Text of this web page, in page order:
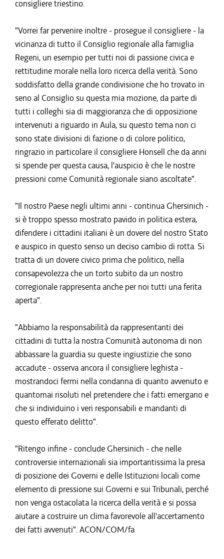
consigliere triestino.
"Vorrei far pervenire inoltre - prosegue il consigliere - la
vicinanza di tutto il Consiglio regionale alla famiglia
Regeni, un esempio per tutti noi di passione civica e
rettitudine morale nella loro ricerca della verità. Sono
soddisfatto della grande condivisione che ho trovato in
seno al Consiglio su questa mia mozione, da parte di
tutti i colleghi sia di maggioranza che di opposizione
intervenuti a riguardo in Aula, su questo tema non ci
sono state divisioni di fazione o di colore politico,
ringrazio in particolare il consigliere Honsell che da anni
si spende per questa causa, l'auspicio è che le nostre
pressioni come Comunità regionale siano ascoltate".
"Il nostro Paese negli ultimi anni - continua Ghersinich -
si è troppo spesso mostrato pavido in politica estera,
difendere i cittadini italiani è un dovere del nostro Stato
e auspico in questo senso un deciso cambio di rotta. Si
tratta di un dovere civico prima che politico, nella
consapevolezza che un torto subito da un nostro
corregionale rappresenta anche per noi tutti una ferita
aperta".
"Abbiamo la responsabilità da rappresentanti dei
cittadini di tutta la nostra Comunità autonoma di non
abbassare la guardia su queste ingiustizie che sono
accadute - osserva ancora il consigliere leghista -
mostrandoci fermi nella condanna di quanto avvenuto e
quantomai risoluti nel pretendere che i fatti emergano e
che si individuino i veri responsabili e mandanti di
questo efferato delitto".
"Ritengo infine - conclude Ghersinich - che nelle
controversie internazionali sia importantissima la presa
di posizione dei Governi e delle Istituzioni locali come
elemento di pressione sui Governi e sui Tribunali, perché
non venga ostacolata la ricerca della verità e si possa
aiutare a costruire un clima favorevole all'accertamento
dei fatti avvenuti". ACON/COM/fa